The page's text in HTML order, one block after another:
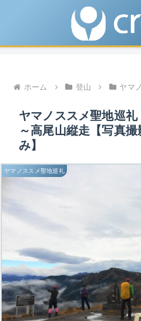
ホーム 登山 ヤマ
ヤマノススメ聖地巡
～高尾山縦走【写真
み】
ヤマノススメ聖地巡礼